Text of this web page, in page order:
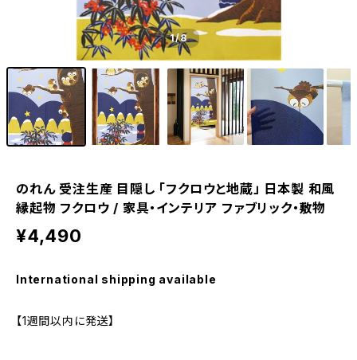
1/8
のれん 受注生産 目隠し 「フクロウと地蔵」 日本製 和風
縁起物 フクロウ / 家具・インテリア ファブリック・敷物
¥4,490
International shipping available
【1週間以内に発送】